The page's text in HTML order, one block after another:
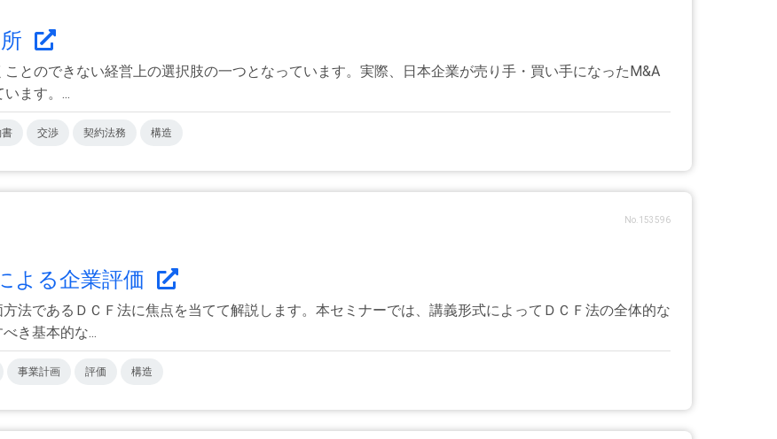
とのできない経営上の選択肢の一つとなっています。実際、日本企業が売り手・買い手になったM&A
ます。...
交渉 契約法務 構造
No.153596
よる企業評価
法であるＤＣＦ法に焦点を当てて解説します。本セミナーでは、講義形式によってＤＣＦ法の全体的な
き基本的な...
事業計画 評価 構造